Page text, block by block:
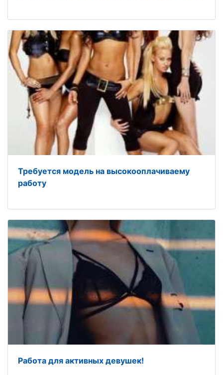
Требуется модель на высокооплачиваему
работу
Работа для активных девушек!